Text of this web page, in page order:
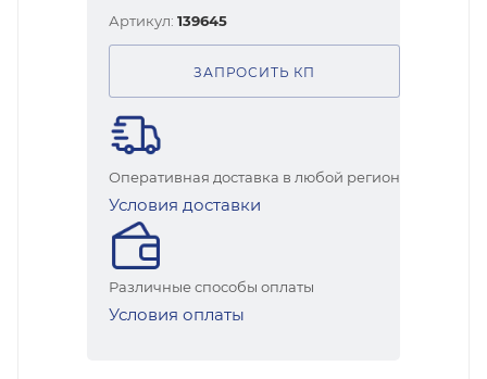
Артикул: 139645
ЗАПРОСИТЬ КП
Оперативная доставка в любой регион
Условия доставки
Различные способы оплаты
Условия оплаты